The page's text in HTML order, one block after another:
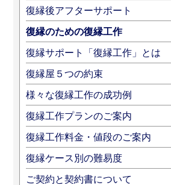
復縁後アフターサポート
復縁のための復縁工作
復縁サポート「復縁工作」とは
復縁屋５つの約束
様々な復縁工作の成功例
復縁工作プランのご案内
復縁工作料金・値段のご案内
復縁ケース別の難易度
ご契約と契約書について